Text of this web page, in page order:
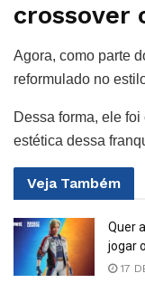
crossover
Agora, como parte
reformulado no
Dessa forma, ele
estética dessa
Veja Também
Quer
jogar
17